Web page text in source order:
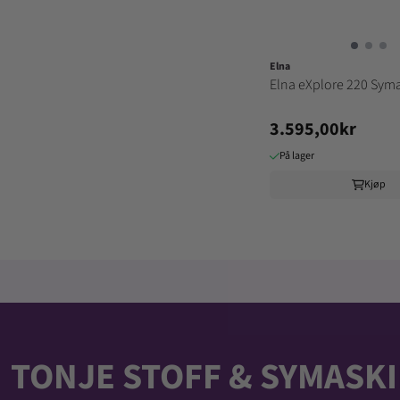
Elna
Elna eXplore 220
3.595,00kr
På lager
Kjøp
TONJE STOFF &